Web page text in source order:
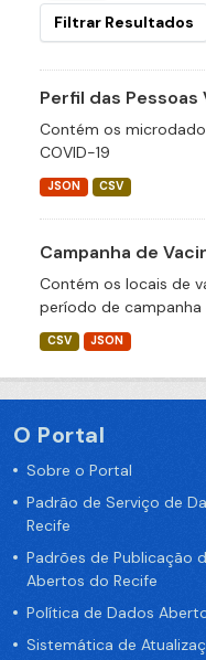
Filtrar Resultados
Perfil das
Contém os
COVID-19
JSON CSV
Campanha de
Contém os locais de
período de
CSV JSON
O Portal
Sobre o Portal
Padrão de Serviço de
Recife
Padrões de Publicação
Abertos do Recife
Política de Dados
Sistemática de